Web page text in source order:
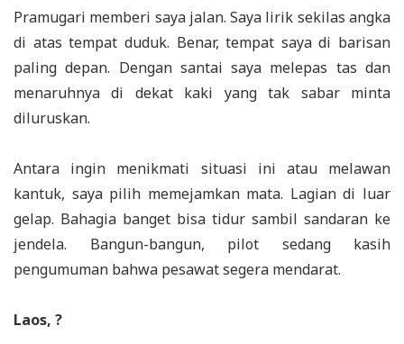
Pramugari memberi saya jalan. Saya lirik sekilas angka
di atas tempat duduk. Benar, tempat saya di barisan
paling depan. Dengan santai saya melepas tas dan
menaruhnya di dekat kaki yang tak sabar minta
diluruskan.
Antara ingin menikmati situasi ini atau melawan
kantuk, saya pilih memejamkan mata. Lagian di luar
gelap. Bahagia banget bisa tidur sambil sandaran ke
jendela. Bangun-bangun, pilot sedang kasih
pengumuman bahwa pesawat segera mendarat.
Laos, ?